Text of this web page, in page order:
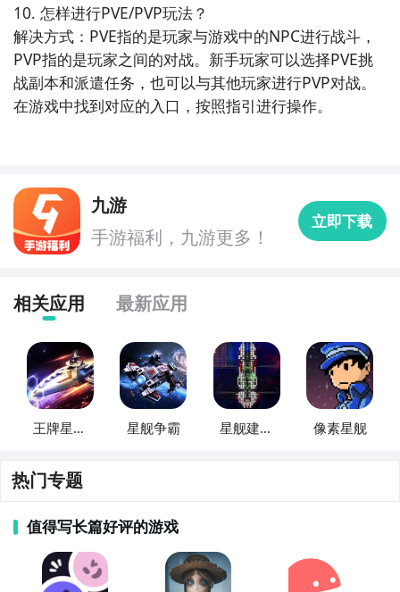
10. 怎样进行PVE/PVP玩法？
解决方式：PVE指的是玩家与游戏中的NPC进行战斗，
PVP指的是玩家之间的对战。新手玩家可以选择PVE挑
战副本和派遣任务，也可以与其他玩家进行PVP对战。
在游戏中找到对应的入口，按照指引进行操作。
九游
手游福利，九游更多！
立即下载
相关应用 最新应用
王牌星舰
星舰争霸
星舰建造
像素星舰
热门专题
值得写长篇好评的游戏